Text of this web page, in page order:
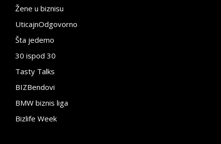
Žene u biznisu
UticajnOdgovorno
Šta jedemo
30 ispod 30
Tasty Talks
BIZBendovi
BMW biznis liga
Bizlife Week